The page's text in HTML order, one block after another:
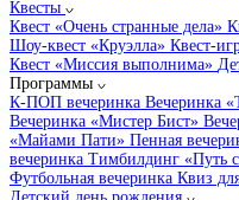
Квесты
Квест «Очень странные дела»
Шоу-квест «Круэлла» Квест-
Квест «Миссия выполнима»
Программы
К-ПОП вечеринка Вечеринка
Вечеринка «Мистер Бист»
«Майами Пати» Пенная
вечеринка Тимбилдинг «Путь
Футбольная вечеринка Квиз